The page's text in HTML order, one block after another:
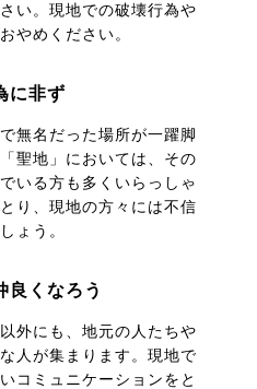
い。現地での破壊行為や
やめください。
に非ず
無名だった場所が一躍脚
聖地」においては、その
いる方も多くいらっしゃ
り、現地の方々には不信
ょう。
良くなろう
外にも、地元の人たちや
人が集まります。現地で
コミュニケーションをと